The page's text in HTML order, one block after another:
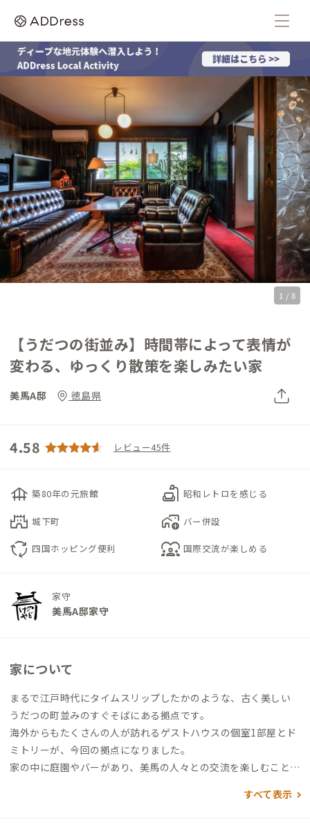
1 / 8
【うだつの街並み】時間帯によって表情が
変わる、ゆっくり散策を楽しみたい家
美馬A邸 徳島県
4.58 レビュー45件
foundation 築80年の元旅館 scene 昭和レトロを感じる
castle 城下町 add_home_work バー併設
cycle 四国ホッピング便利 diversity_1 国際交流が楽しめる
家守
美馬A邸家守
家について
まるで江戸時代にタイムスリップしたかのような、古く美しい
うだつの町並みのすぐそばにある拠点です。
海外からもたくさんの人が訪れるゲストハウスの個室1部屋とド
ミトリーが、今回の拠点になりました。
家の中に庭園やバーがあり、美馬の人々との交流を楽しむことが
すべて表示